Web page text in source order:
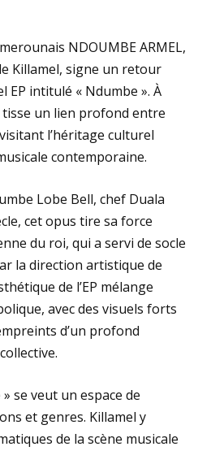
L’EXCELLENCE
LE FEU DE LA DANSE
LE CHANT DES
INTIME À DOUALA
DU SAVOIR LIBRE
EST À NOUS » : UN CLIP
LUMIÈRE SON MARI DIÉ.
: BEHIND THE SILENCE,
NDOUMBE ARMEL,
Killamel, signe un retour
EP intitulé « Ndumbe ». À
un lien profond entre
l’héritage culturel
contemporaine.
Lobe Bell, chef Duala
cet opus tire sa force
du roi, qui a servi de socle
la direction artistique de
de l’EP mélange
avec des visuels forts
d’un profond
se veut un espace de
et genres. Killamel y
de la scène musicale